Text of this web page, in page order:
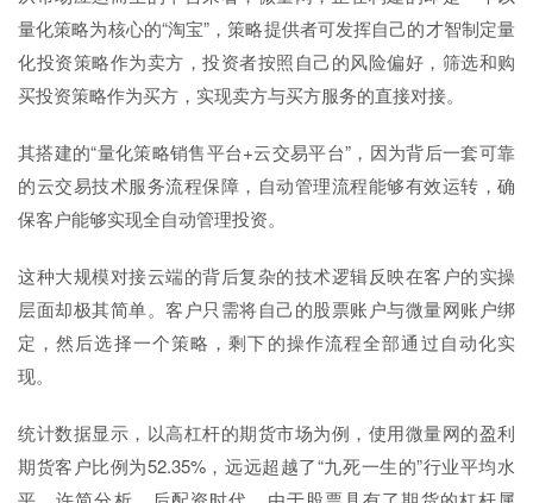
量化策略为核心的“淘宝”，策略提供者可发挥自己的才智制定量
化投资策略作为卖方，投资者按照自己的风险偏好，筛选和购
买投资策略作为买方，实现卖方与买方服务的直接对接。
其搭建的“量化策略销售平台+云交易平台”，因为背后一套可靠
的云交易技术服务流程保障，自动管理流程能够有效运转，确
保客户能够实现全自动管理投资。
这种大规模对接云端的背后复杂的技术逻辑反映在客户的实操
层面却极其简单。客户只需将自己的股票账户与微量网账户绑
定，然后选择一个策略，剩下的操作流程全部通过自动化实
现。
统计数据显示，以高杠杆的期货市场为例，使用微量网的盈利
期货客户比例为52.35%，远远超越了“九死一生的”行业平均水